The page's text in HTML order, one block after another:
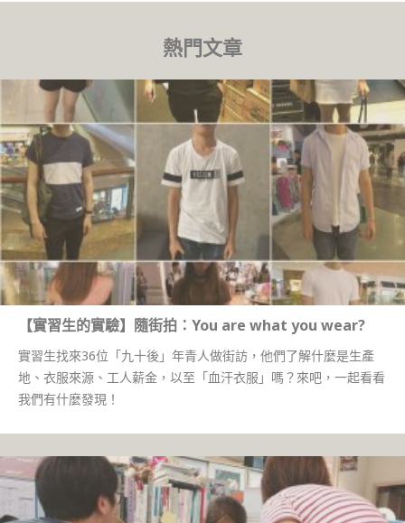
熱門文章
【實習生的實驗】隨街拍：You are what you wear?
實習生找來36位「九十後」年青人做街訪，他們了解什麼是生產
地、衣服來源、工人薪金，以至「血汗衣服」嗎？來吧，一起看看
我們有什麼發現！